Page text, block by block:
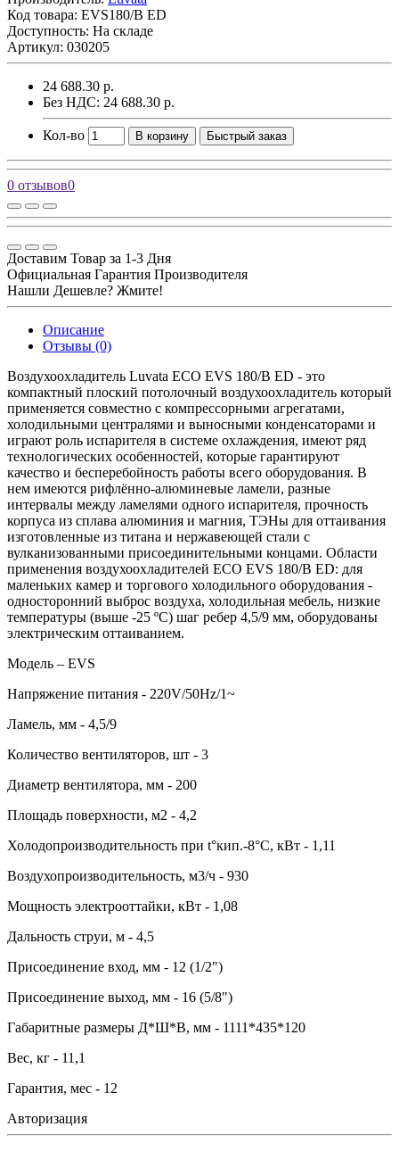
Код товара: EVS180/B ED
Доступность: На складе
Артикул: 030205
24 688.30 р.
Без НДС: 24 688.30 р.
Кол-во В корзину Быстрый заказ
0 отзывов0
Доставим Товар за 1-3 Дня
Официальная Гарантия Производителя
Нашли Дешевле? Жмите!
Описание
Отзывы (0)
Воздухоохладитель Luvata ECO EVS 180/B ED - это
компактный плоский потолочный воздухоохладитель который
применяется совместно с компрессорными агрегатами,
холодильными централями и выносными конденсаторами и
играют роль испарителя в системе охлаждения, имеют ряд
технологических особенностей, которые гарантируют
качество и бесперебойность работы всего оборудования. В
нем имеются рифлённо-алюминевые ламели, разные
интервалы между ламелями одного испарителя, прочность
корпуса из сплава алюминия и магния, ТЭНы для оттаивания
изготовленные из титана и нержавеющей стали с
вулканизованными присоединительными концами. Области
применения воздухоохладителей ECO EVS 180/B ED: для
маленьких камер и торгового холодильного оборудования -
односторонний выброс воздуха, холодильная мебель, низкие
температуры (выше -25 ºC) шаг ребер 4,5/9 мм, оборудованы
электрическим оттаиванием.
Модель – EVS
Напряжение питания - 220V/50Hz/1~
Ламель, мм - 4,5/9
Количество вентиляторов, шт - 3
Диаметр вентилятора, мм - 200
Площадь поверхности, м2 - 4,2
Холодопроизводительность при t°кип.-8°С, кВт - 1,11
Воздухопроизводительность, м3/ч - 930
Мощность электрооттайки, кВт - 1,08
Дальность струи, м - 4,5
Присоединение вход, мм - 12 (1/2")
Присоединение выход, мм - 16 (5/8")
Габаритные размеры Д*Ш*В, мм - 1111*435*120
Вес, кг - 11,1
Гарантия, мес - 12
Авторизация